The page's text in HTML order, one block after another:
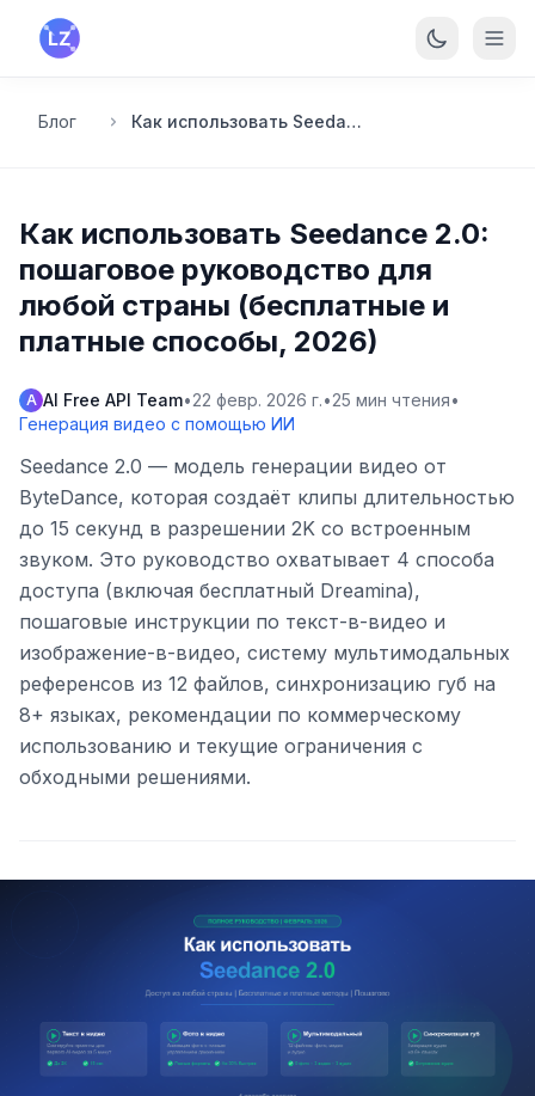
Перейти к основному содержанию
Блог Как использовать Seedance 2.0: пошаговое руководство для любой страны (бесплатные и платные способы, 2026)
Как использовать Seedance 2.0:
пошаговое руководство для
любой страны (бесплатные и
платные способы, 2026)
A AI Free API Team•22 февр. 2026 г.•25 мин чтения•
Генерация видео с помощью ИИ
Seedance 2.0 — модель генерации видео от
ByteDance, которая создаёт клипы длительностью
до 15 секунд в разрешении 2K со встроенным
звуком. Это руководство охватывает 4 способа
доступа (включая бесплатный Dreamina),
пошаговые инструкции по текст-в-видео и
изображение-в-видео, систему мультимодальных
референсов из 12 файлов, синхронизацию губ на
8+ языках, рекомендации по коммерческому
использованию и текущие ограничения с
обходными решениями.